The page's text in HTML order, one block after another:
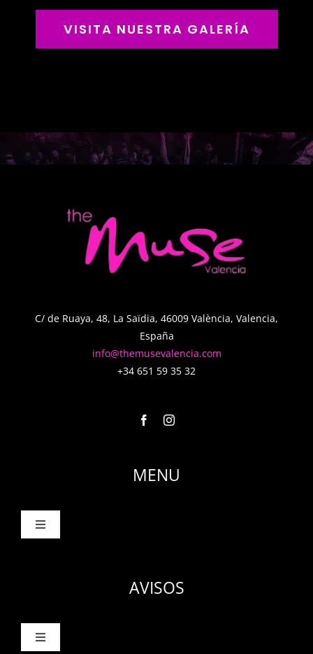
VISITA NUESTRA GALERÍA
MENU
Toggle
C/ de Ruaya, 48, La Saïdia, 46009 València, Valencia,
España
info@themusevalencia.com
+34 651 59 35 32
AVISOS
Toggle